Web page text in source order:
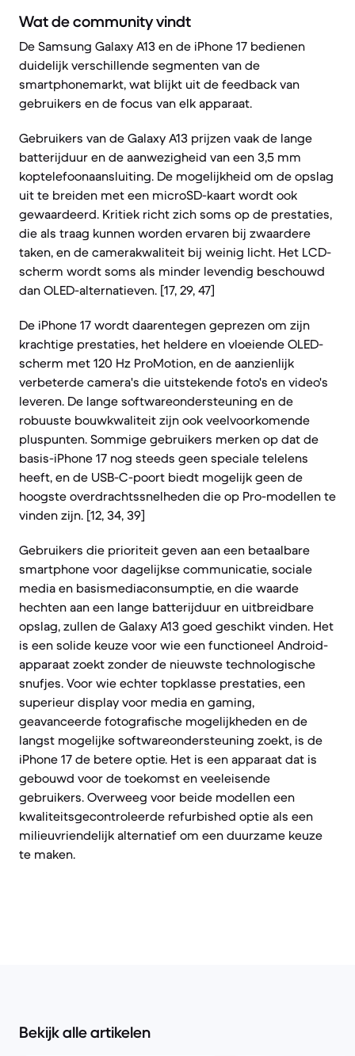
Wat de community vindt
De Samsung Galaxy A13 en de iPhone 17 bedienen
duidelijk verschillende segmenten van de
smartphonemarkt, wat blijkt uit de feedback van
gebruikers en de focus van elk apparaat.
Gebruikers van de Galaxy A13 prijzen vaak de lange
batterijduur en de aanwezigheid van een 3,5 mm
koptelefoonaansluiting. De mogelijkheid om de opslag
uit te breiden met een microSD-kaart wordt ook
gewaardeerd. Kritiek richt zich soms op de prestaties,
die als traag kunnen worden ervaren bij zwaardere
taken, en de camerakwaliteit bij weinig licht. Het LCD-
scherm wordt soms als minder levendig beschouwd
dan OLED-alternatieven. [17, 29, 47]
De iPhone 17 wordt daarentegen geprezen om zijn
krachtige prestaties, het heldere en vloeiende OLED-
scherm met 120 Hz ProMotion, en de aanzienlijk
verbeterde camera's die uitstekende foto's en video's
leveren. De lange softwareondersteuning en de
robuuste bouwkwaliteit zijn ook veelvoorkomende
pluspunten. Sommige gebruikers merken op dat de
basis-iPhone 17 nog steeds geen speciale telelens
heeft, en de USB-C-poort biedt mogelijk geen de
hoogste overdrachtssnelheden die op Pro-modellen te
vinden zijn. [12, 34, 39]
Gebruikers die prioriteit geven aan een betaalbare
smartphone voor dagelijkse communicatie, sociale
media en basismediaconsumptie, en die waarde
hechten aan een lange batterijduur en uitbreidbare
opslag, zullen de Galaxy A13 goed geschikt vinden. Het
is een solide keuze voor wie een functioneel Android-
apparaat zoekt zonder de nieuwste technologische
snufjes. Voor wie echter topklasse prestaties, een
superieur display voor media en gaming,
geavanceerde fotografische mogelijkheden en de
langst mogelijke softwareondersteuning zoekt, is de
iPhone 17 de betere optie. Het is een apparaat dat is
gebouwd voor de toekomst en veeleisende
gebruikers. Overweeg voor beide modellen een
kwaliteitsgecontroleerde refurbished optie als een
milieuvriendelijk alternatief om een duurzame keuze
te maken.
Bekijk alle artikelen